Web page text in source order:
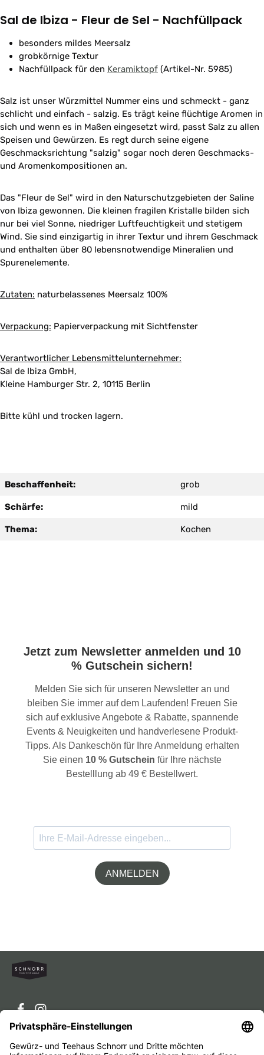
Sal de Ibiza - Fleur de Sel - Nachfüllpack
besonders mildes Meersalz
grobkörnige Textur
Nachfüllpack für den Keramiktopf (Artikel-Nr. 5985)
Salz ist unser Würzmittel Nummer eins und schmeckt - ganz
schlicht und einfach - salzig. Es trägt keine flüchtige Aromen in
sich und wenn es in Maßen eingesetzt wird, passt Salz zu allen
Speisen und Gewürzen. Es regt durch seine eigene
Geschmacksrichtung "salzig" sogar noch deren Geschmacks-
und Aromenkompositionen an.
Das "Fleur de Sel" wird in den Naturschutzgebieten der Saline
von Ibiza gewonnen. Die kleinen fragilen Kristalle bilden sich
nur bei viel Sonne, niedriger Luftfeuchtigkeit und stetigem
Wind. Sie sind einzigartig in ihrer Textur und ihrem Geschmack
und enthalten über 80 lebensnotwendige Mineralien und
Spurenelemente.
Zutaten: naturbelassenes Meersalz 100%
Verpackung: Papierverpackung mit Sichtfenster
Verantwortlicher Lebensmittelunternehmer:
Sal de Ibiza GmbH,
Kleine Hamburger Str. 2, 10115 Berlin
Bitte kühl und trocken lagern.
Beschaffenheit: grob
Schärfe: mild
Thema: Kochen
Jetzt zum Newsletter anmelden und 10
% Gutschein sichern!
Melden Sie sich für unseren Newsletter an und
bleiben Sie immer auf dem Laufenden! Freuen Sie
sich auf exklusive Angebote & Rabatte, spannende
Events & Neuigkeiten und handverlesene Produkt-
Tipps. Als Dankeschön für Ihre Anmeldung erhalten
Sie einen 10 % Gutschein für Ihre nächste
Bestelllung ab 49 € Bestellwert.
ANMELDEN
Service-Hotline